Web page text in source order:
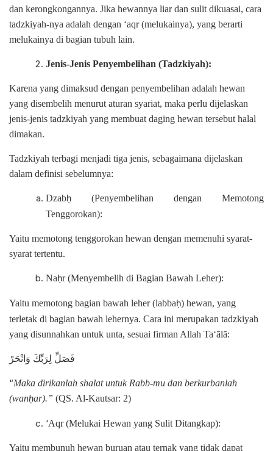
dan kerongkongannya. Jika hewannya liar dan sulit dikuasai, cara
tadzkiyah-nya adalah dengan ‘aqr (melukainya), yang berarti
melukainya di bagian tubuh lain.
Jenis-Jenis Penyembelihan (Tadzkiyah):
Karena yang dimaksud dengan penyembelihan adalah hewan
yang disembelih menurut aturan syariat, maka perlu dijelaskan
jenis-jenis tadzkiyah yang membuat daging hewan tersebut halal
dimakan.
Tadzkiyah terbagi menjadi tiga jenis, sebagaimana dijelaskan
dalam definisi sebelumnya:
Dzabḥ (Penyembelihan dengan Memotong
Tenggorokan):
Yaitu memotong tenggorokan hewan dengan memenuhi syarat-
syarat tertentu.
Naḥr (Menyembelih di Bagian Bawah Leher):
Yaitu memotong bagian bawah leher (labbaḥ) hewan, yang
terletak di bagian bawah lehernya. Cara ini merupakan tadzkiyah
yang disunnahkan untuk unta, sesuai firman Allah Ta‘ālā:
فَصَلِّ لِرَبِّكَ وَانْحَرْ
“Maka dirikanlah shalat untuk Rabb-mu dan berkurbanlah
(wanḥar).” (QS. Al-Kautsar: 2)
‘Aqr (Melukai Hewan yang Sulit Ditangkap):
Yaitu membunuh hewan buruan atau ternak yang tidak dapat